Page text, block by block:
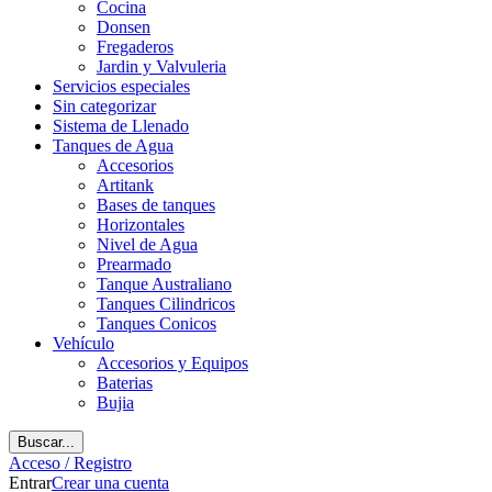
Cocina
Donsen
Fregaderos
Jardin y Valvuleria
Servicios especiales
Sin categorizar
Sistema de Llenado
Tanques de Agua
Accesorios
Artitank
Bases de tanques
Horizontales
Nivel de Agua
Prearmado
Tanque Australiano
Tanques Cilindricos
Tanques Conicos
Vehículo
Accesorios y Equipos
Baterias
Bujia
Buscar...
Acceso / Registro
EntrarCrear una cuenta